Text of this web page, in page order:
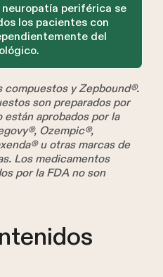
periférica se
los pacientes con
del
y Zepbound®.
son preparados por
están aprobados por la
Ozempic®,
u otras marcas de
Los medicamentos
por la FDA no son